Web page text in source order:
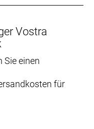
Vostra
Sie einen
für